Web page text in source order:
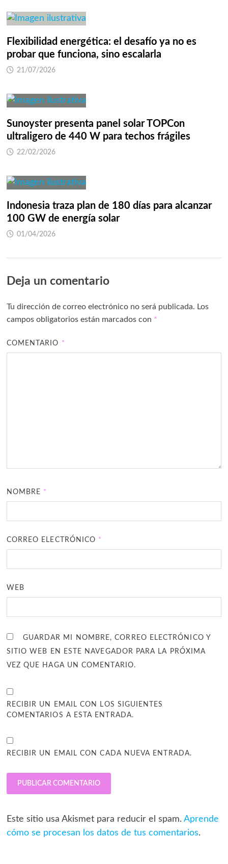
Flexibilidad energética: el desafío ya no es
probar que funciona, sino escalarla
21/07/2026
Sunoyster presenta panel solar TOPCon
ultraligero de 440 W para techos frágiles
22/02/2026
Indonesia traza plan de 180 días para alcanzar
100 GW de energía solar
01/04/2026
Deja un comentario
Tu dirección de correo electrónico no será publicada. Los
campos obligatorios están marcados con *
COMENTARIO *
NOMBRE *
CORREO ELECTRÓNICO *
WEB
GUARDAR MI NOMBRE, CORREO ELECTRÓNICO Y
SITIO WEB EN ESTE NAVEGADOR PARA LA PRÓXIMA
VEZ QUE HAGA UN COMENTARIO.
RECIBIR UN EMAIL CON LOS SIGUIENTES
COMENTARIOS A ESTA ENTRADA.
RECIBIR UN EMAIL CON CADA NUEVA ENTRADA.
Este sitio usa Akismet para reducir el spam. Aprende
cómo se procesan los datos de tus comentarios.